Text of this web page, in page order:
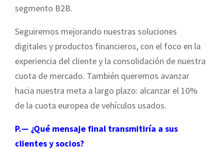
segmento B2B.
Seguiremos mejorando nuestras soluciones
digitales y productos financieros, con el foco en la
experiencia del cliente y la consolidación de nuestra
cuota de mercado. También queremos avanzar
hacia nuestra meta a largo plazo: alcanzar el 10%
de la cuota europea de vehículos usados.
P.— ¿Qué mensaje final transmitiría a sus
clientes y socios?